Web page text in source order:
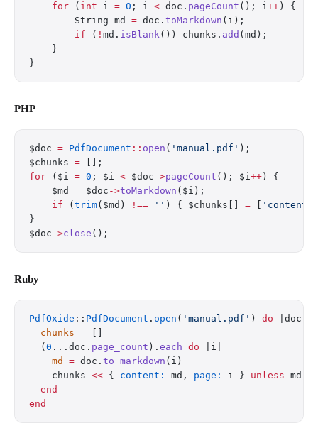
    for
( int i = 0 ; i < doc. pageCount (); i++ ) {
        String md
= doc. toMarkdown (i);
        if
( ! md. isBlank()) chunks. add (md);
    }
}
PHP
$doc = PdfDocument :: open ( 'manual.pdf' );
$chunks = [];
for ($i = 0 ; $i < $doc ->pageCount (); $i++ ) {
    $md
= $doc ->toMarkdown ($i);
    if
( trim($md) !== '' ) { $chunks[] = 'content'
}
$doc ->close ();
Ruby
PdfOxide :: PdfDocument . open ( 'manual.pdf' ) do |doc|
  chunks
=
  (
0 ...doc. page_count ). each do |i|
    md
= doc. to_markdown (i)
    chunks
<< { content: md, page: i } unless md.
  end
end